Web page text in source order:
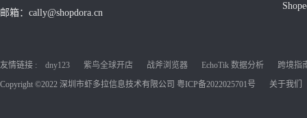
邮箱：cally@shopdora.cn
友情链接 : dny123 紫鸟全球开店 战斧浏览器 EchoTik 数据分析
跨境指
Copyright ©2022 深圳市虾多拉信息技术有限公司 粤ICP备2022025701号 关于我们